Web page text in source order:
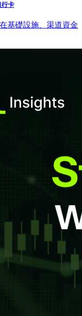
卡
基礎設施、渠道資金